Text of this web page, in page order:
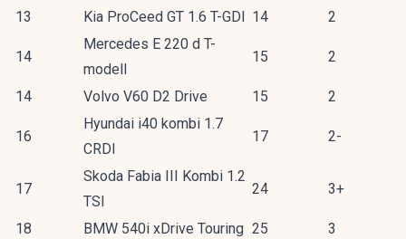
13 Kia ProCeed GT 1.6 T-GDI 14 2
14
Mercedes E 220 d T-
modell
15 2
14 Volvo V60 D2 Drive 15 2
16
Hyundai i40 kombi 1.7
CRDI
17 2-
17
Skoda Fabia III Kombi 1.2
TSI
24 3+
18 BMW 540i xDrive Touring 25 3